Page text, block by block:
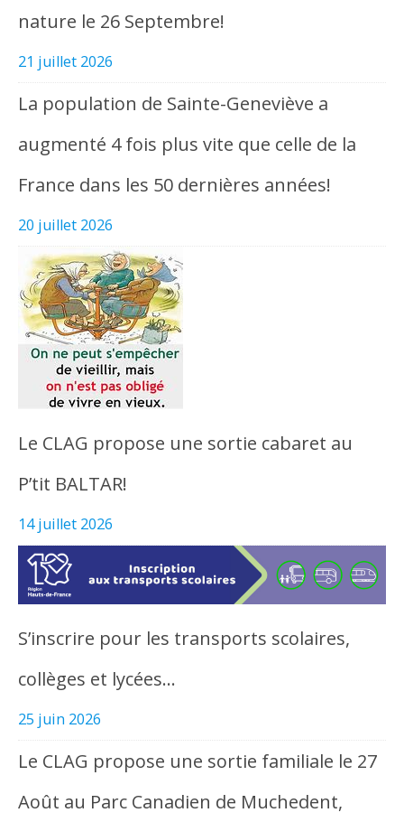
nature le 26 Septembre!
21 juillet 2026
La population de Sainte-Geneviève a
augmenté 4 fois plus vite que celle de la
France dans les 50 dernières années!
20 juillet 2026
Le CLAG propose une sortie cabaret au
P’tit BALTAR!
14 juillet 2026
S’inscrire pour les transports scolaires,
collèges et lycées…
25 juin 2026
Le CLAG propose une sortie familiale le 27
Août au Parc Canadien de Muchedent,